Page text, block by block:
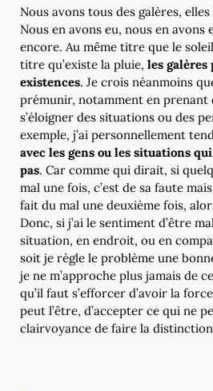
Nous avons tous des galères,
Nous en avons eu, nous en avons
encore. Au même titre que le
titre qu’existe la pluie, les galères
existences. Je crois néanmoins
prémunir, notamment en prenant
s’éloigner des situations ou des
exemple, j’ai personnellement
avec les gens ou les situations
pas. Car comme qui dirait, si
mal une fois, c’est de sa faute
fait du mal une deuxième fois,
Donc, si j’ai le sentiment d’être
situation, en endroit, ou en
soit je règle le problème une
je ne m’approche plus jamais de
qu’il faut s’efforcer d’avoir la
peut l’être, d’accepter ce qui ne
clairvoyance de faire la